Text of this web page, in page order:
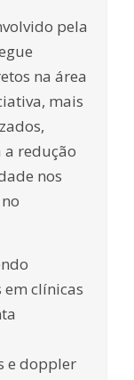
pela
na área
mais
redução
nos
clínicas
e doppler